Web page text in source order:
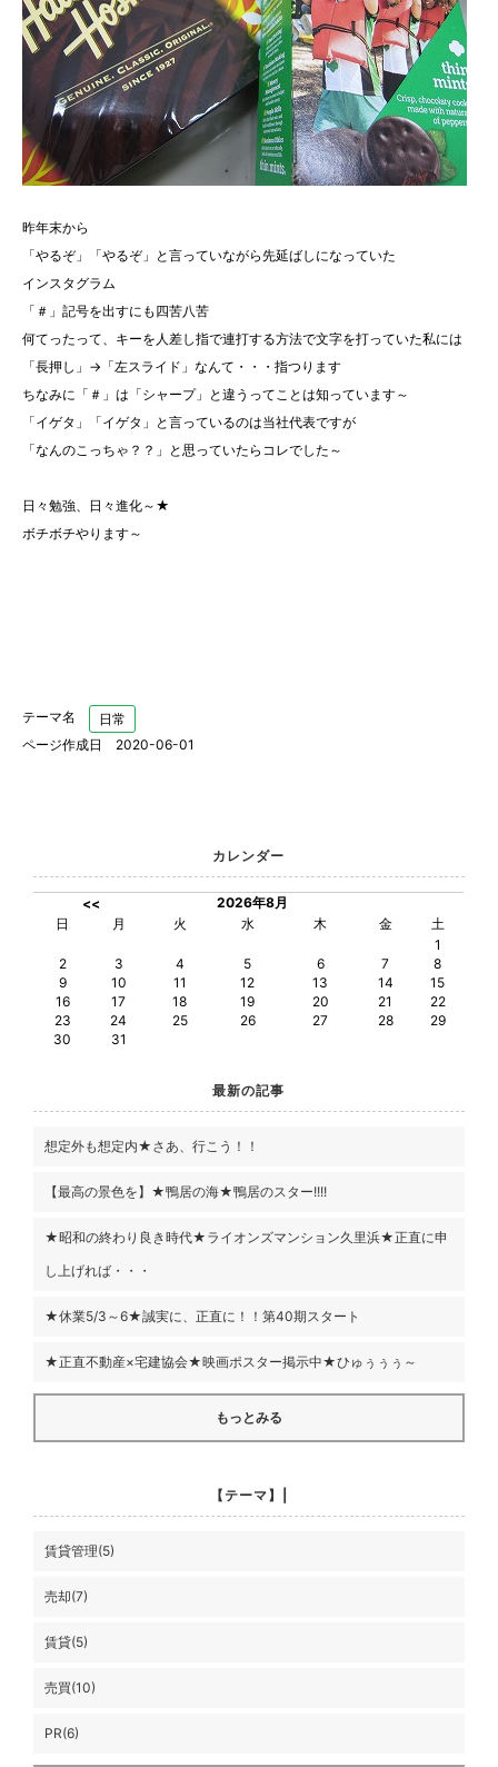
昨年末から
「やるぞ」「やるぞ」と言っていながら先延ばしになっていた
インスタグラム
「＃」記号を出すにも四苦八苦
何てったって、キーを人差し指で連打する方法で文字を打っていた私には
「長押し」→「左スライド」なんて・・・指つります
ちなみに「＃」は「シャープ」と違うってことは知っています～
「イゲタ」「イゲタ」と言っているのは当社代表ですが
「なんのこっちゃ？？」と思っていたらコレでした～
日々勉強、日々進化～★
ボチボチやります～
テーマ名
日常
ページ作成日 2020-06-01
カレンダー
<<
2026年8月
日
月 火 水 木 金
土
1
2
3 4 5 6 7
8
9
10 11 12 13 14
15
16
17 18 19 20 21
22
23
24 25 26 27 28
29
30
31
最新の記事
想定外も想定内★さあ、行こう！！
【最高の景色を】★鴨居の海★鴨居のスター!!!!
★昭和の終わり良き時代★ライオンズマンション久里浜★正直に申
し上げれば・・・
★休業5/3～6★誠実に、正直に！！第40期スタート
★正直不動産×宅建協会★映画ポスター掲示中★ひゅぅぅぅ～
もっとみる
【テーマ】|
賃貸管理(5)
売却(7)
賃貸(5)
売買(10)
PR(6)